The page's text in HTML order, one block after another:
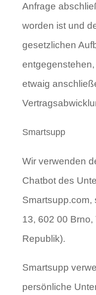
Anfrage
worden ist und
gesetzlichen
etwaig
Smartsupp
Wir verwenden
Chatbot des
Smartsupp.com,
13, 602 00
Republik).
Smartsupp
persönliche